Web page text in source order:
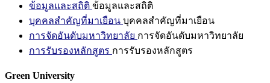
ข้อมูลและสถิติ ข้อมูลและสถิติ
บุคคลสำคัญที่มาเยือน บุคคลสำคัญที่มาเยือน
การจัดอันดับมหาวิทยาลัย การจัดอันดับมหาวิทยาลัย
การรับรองหลักสูตร การรับรองหลักสูตร
Green University